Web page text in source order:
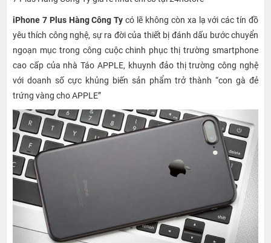
iPhone 7 Plus Hàng Công Ty có lẽ không còn xa lạ với các tín đồ
yêu thích công nghệ, sự ra đời của thiết bị đánh dấu bước chuyển
ngoạn mục trong công cuộc chinh phục thị trường smartphone
cao cấp của nhà Táo APPLE, khuynh đảo thị trường công nghệ
với doanh số cực khủng biến sản phẩm trở thành “con gà đẻ
trứng vàng cho APPLE”